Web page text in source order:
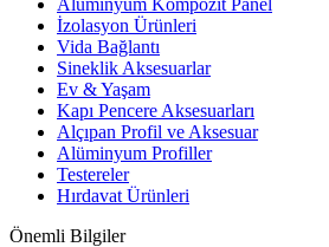
İzolasyon Ürünleri
Vida Bağlantı
Sineklik Aksesuarlar
Ev & Yaşam
Kapı Pencere Aksesuarları
Alçıpan Profil ve Aksesuar
Alüminyum Profiller
Testereler
Hırdavat Ürünleri
Önemli Bilgiler